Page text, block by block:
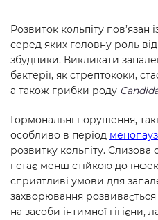
Розвиток кольпіту пов’язан
серед яких головну роль
збудники. Викликати
бактерії, як стрептококи,
а також грибки роду
Гормональні порушення,
особливо в період
розвитку кольпіту. Слизова
і стає менш стійкою до
сприятливі умови для
захворювання розвивається
на засоби інтимної гігієни,